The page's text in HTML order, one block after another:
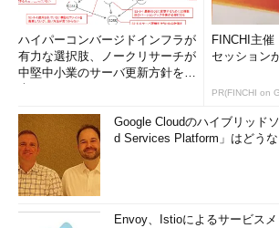
ハイパーコンバージドインフラが
有力な選択肢、ノークリサーチが
中堅中小業のサーバ更新方針を調
FINCHI主催
セッション
PR(FINCHI on
Google Cloudのハイブリッド
d Services Platform」はどう
Envoy、Istioによるサービス